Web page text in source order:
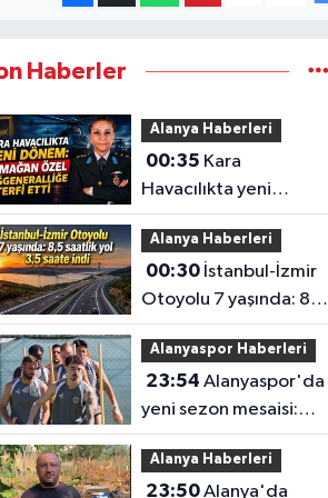
Haberler
Alanya Haberleri
00:35
Havacılıkta yeni
dönem: Armağan
Özel Tuğgeneralliğe
terfi etti
Alanya Haberleri
00:30
Otoyolu 7 yaşında: 8,5
saatlik yol 3,5 saate
indi
Alanyaspor Haberleri
23:54 Alanyaspor'da
yeni sezon mesaisi:
Transferde son durum
Alanya Haberleri
23:50Alanya'da